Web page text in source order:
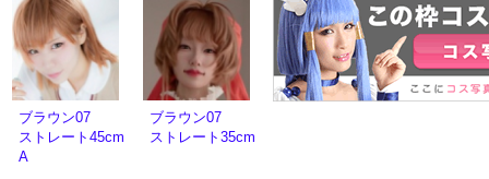
ブラウン07
ストレート45cm
A
ブラウン07
ストレート35cm